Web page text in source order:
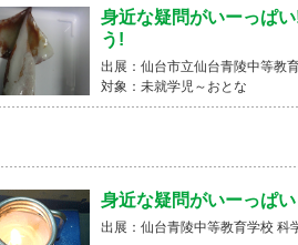
身近な疑問がいーっぱ
う!
出展：仙台市立仙台青陵中等教
対象：未就学児～おとな
身近な疑問がいーっぱ
出展：仙台青陵中等教育学校 科